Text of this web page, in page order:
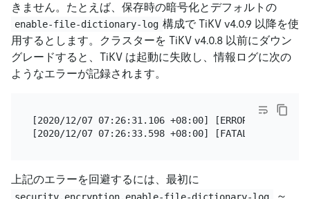
きません。たとえば、保存時の暗号化とデフォルトの
enable-file-dictionary-log 構成で TiKV v4.0.9 以降を使
用するとします。クラスターを TiKV v4.0.8 以前にダウン
グレードすると、TiKV は起動に失敗し、情報ログに次の
ようなエラーが記録されます。
[2020/12/07 07:26:31.106 +08:00] [ERROR]
上記のエラーを回避するには、最初に
security.encryption.enable-file-dictionary-log ～